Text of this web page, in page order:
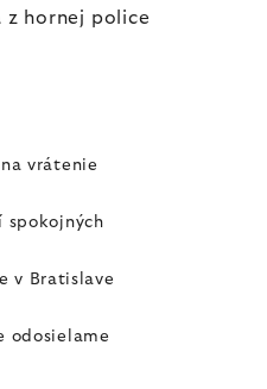
z hornej police
vrátenie
spokojných
v Bratislave
odosielame